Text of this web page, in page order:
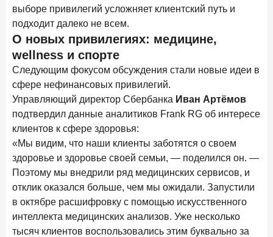
выборе привилегий усложняет клиентский путь и
подходит далеко не всем.
О новых привилегиях: медицине,
wellness и спорте
Следующим фокусом обсуждения стали новые идеи в
сфере нефинансовых привилегий.
Управляющий директор Сбербанка Иван Артёмов
подтвердил данные аналитиков Frank RG об интересе
клиентов к сфере здоровья:
«Мы видим, что наши клиенты заботятся о своем
здоровье и здоровье своей семьи, — поделился он. —
Поэтому мы внедрили ряд медицинских сервисов, и
отклик оказался больше, чем мы ожидали. Запустили
в октябре расшифровку с помощью искусственного
интеллекта медицинских анализов. Уже несколько
тысяч клиентов воспользовались этим буквально за